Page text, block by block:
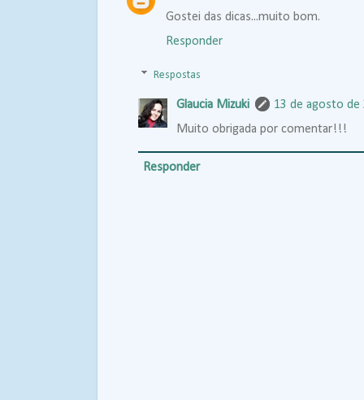
Gostei das dicas...muito bom.
Responder
Respostas
Glaucia Mizuki
13 de agosto de
Muito obrigada por comentar!!!
Responder